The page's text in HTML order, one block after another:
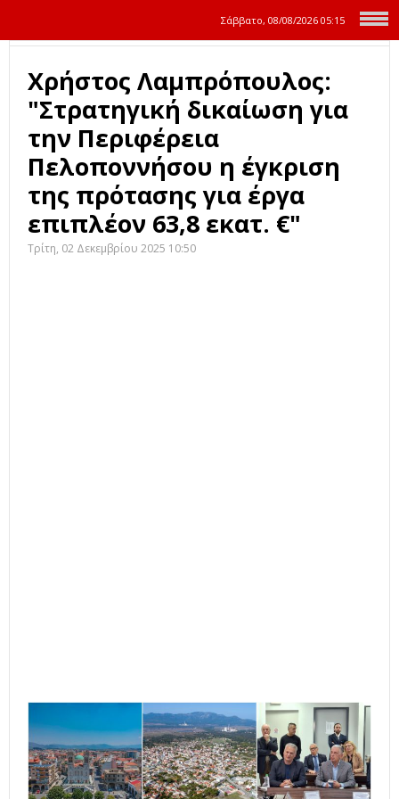
Σάββατο, 08/08/2026 05:15
Χρήστος Λαμπρόπουλος:
"Στρατηγική δικαίωση για
την Περιφέρεια
Πελοποννήσου η έγκριση
της πρότασης για έργα
επιπλέον 63,8 εκατ. €"
Τρίτη, 02 Δεκεμβρίου 2025 10:50